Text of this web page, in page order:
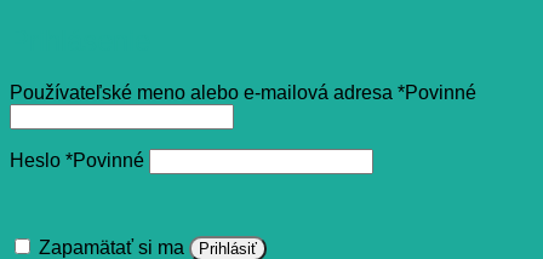
Používateľské meno alebo e-mailová adresa *Povinné
Heslo *Povinné
Zapamätať si ma Prihlásiť